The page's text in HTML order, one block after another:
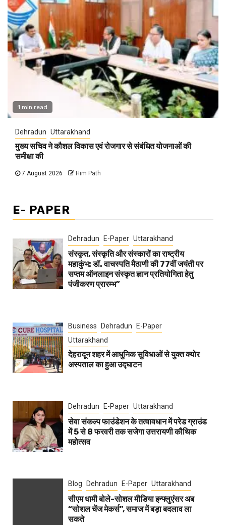
1 min read
Dehradun Uttarakhand
मुख्य सचिव ने कौशल विकास एवं रोजगार से संबंधित योजनाओं की
समीक्षा की
7 August 2026 Him Path
E- PAPER
Dehradun E-Paper Uttarakhand
संस्कृत, संस्कृति और संस्कारों का राष्ट्रीय
महाकुंभ: डॉ. वाचस्पति मैठाणी की 77वीं जयंती पर
सप्तम ऑनलाइन संस्कृत ज्ञान प्रतियोगिता हेतु
पंजीकरण प्रारम्भ”
Business Dehradun
E-Paper
Uttarakhand
देहरादून शहर में आधुनिक सुविधाओं से युक्त क्योर
अस्पताल का हुआ उद्घाटन
Dehradun E-Paper Uttarakhand
सेवा संकल्प फाउंडेशन के तत्वावधान में परेड ग्राउंड
में 5 से 8 फरवरी तक सजेगा उत्तरायणी कौथिक
महोत्सव
Blog Dehradun E-Paper Uttarakhand
सीएम धामी बोले-सोशल मीडिया इन्फ्लुएंसर अब
“सोशल चेंज मेकर्स”, समाज में बड़ा बदलाव ला
सकते